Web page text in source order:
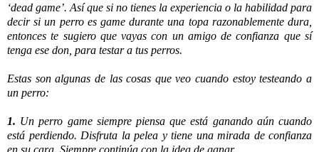
‘dead game’. Así que si no tienes la experiencia o la habilidad para
decir si un perro es game durante una topa razonablemente dura,
entonces te sugiero que vayas con un amigo de confianza que sí
tenga ese don, para testar a tus perros.
Estas son algunas de las cosas que veo cuando estoy testeando a
un perro:
1. Un perro game siempre piensa que está ganando aún cuando
está perdiendo. Disfruta la pelea y tiene una mirada de confianza
en su cara. Siempre continúa con la idea de ganar.